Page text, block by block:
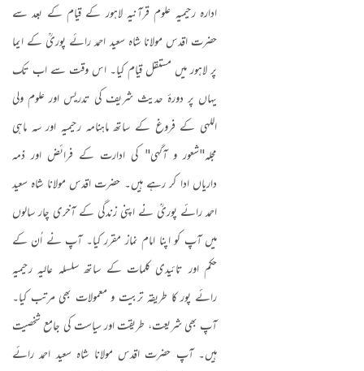
ادارہ رحیمیہ علوم قرآنیہ لاہور کے قیام کے بعد سے
حضرت اقدس مولانا شاہ سعید احمد رائے پوریؒ کے ایما
پر لاہور میں مستقل قیام کیا۔ اس وقت سے اب تک
یہاں پر دورۂ حدیث شریف کی تدریس اور علوم ولی
اللہی کے فروغ کے ساتھ ماہنامہ رحیمیہ اور سہ ماہی
مجلہ"شعور و آگہی" کی ادارت کے فرائض اور ذمہ
داریاں ادا کر رہے ہیں۔ حضرت اقدس مولانا شاہ سعید
احمد رائے پوریؒ نے اپنی زندگی کے آخری چار سالوں
میں آپ کو اپنا امام نماز مقرر کیا۔ آپ نے اُن کے
حکم اور تائیدی کلمات کے ساتھ سلسلہ عالیہ رحیمیہ
رائے پور کا طریقہ تربیت و معمولات بھی مرتب کیا۔
آپ بھی شریعت، طریقت اور سیاست کی جامع شخصیت
ہیں۔ آپ حضرت اقدس مولانا شاہ سعید احمد رائے